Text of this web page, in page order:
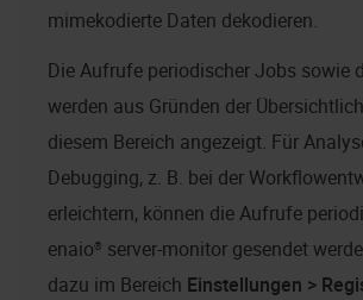
mimekodierte Daten dekodieren.
Die Aufrufe periodischer Jobs sowie
werden aus Gründen der
diesem Bereich angezeigt. Für
Debugging, z. B. bei der
erleichtern, können die Aufrufe
enaio® server-monitor gesendet
dazu im Bereich Einstellungen >